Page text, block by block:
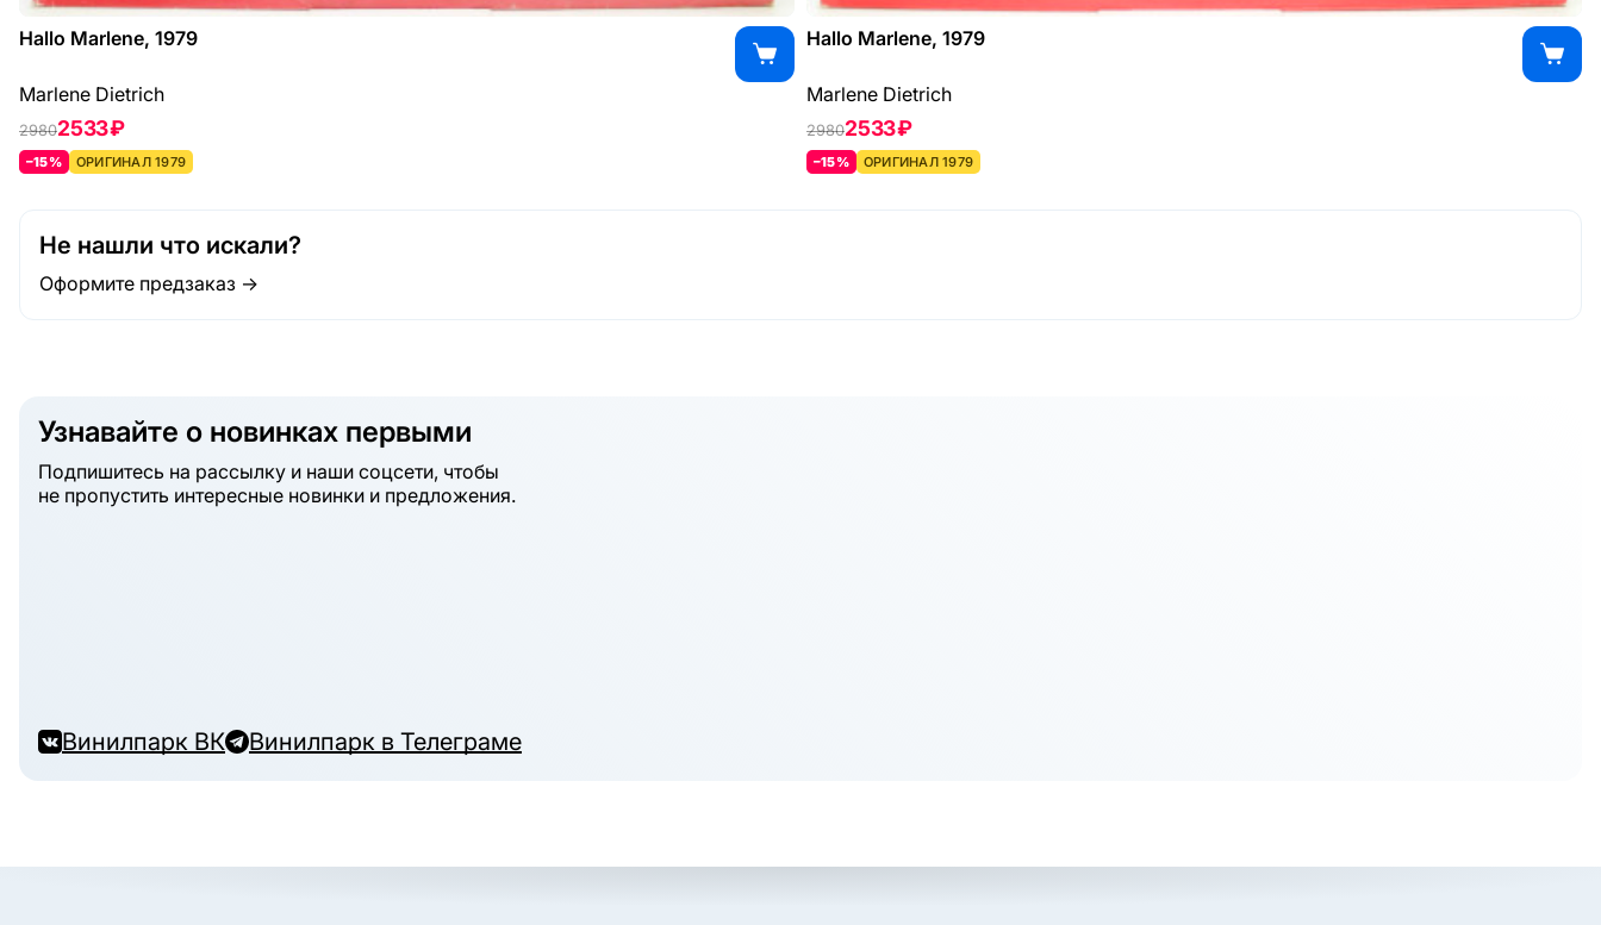
Hallo Marlene, 1979
Marlene Dietrich
29802533 ₽
–15% ОРИГИНАЛ 1979
Hallo Marlene, 1979
Marlene Dietrich
29802533 ₽
–15% ОРИГИНАЛ 1979
Не нашли что искали?
Оформите предзаказ →
Узнавайте о новинках первыми
Подпишитесь на рассылку и наши соцсети, чтобы
не пропустить интересные новинки и предложения.
Винилпарк ВК Винилпарк в Телеграме